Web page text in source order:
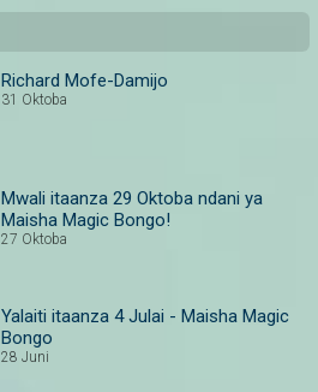
Richard Mofe-Damijo
31 Oktoba
Mwali itaanza 29 Oktoba ndani ya
Maisha Magic Bongo!
27 Oktoba
Yalaiti itaanza 4 Julai - Maisha Magic
Bongo
28 Juni